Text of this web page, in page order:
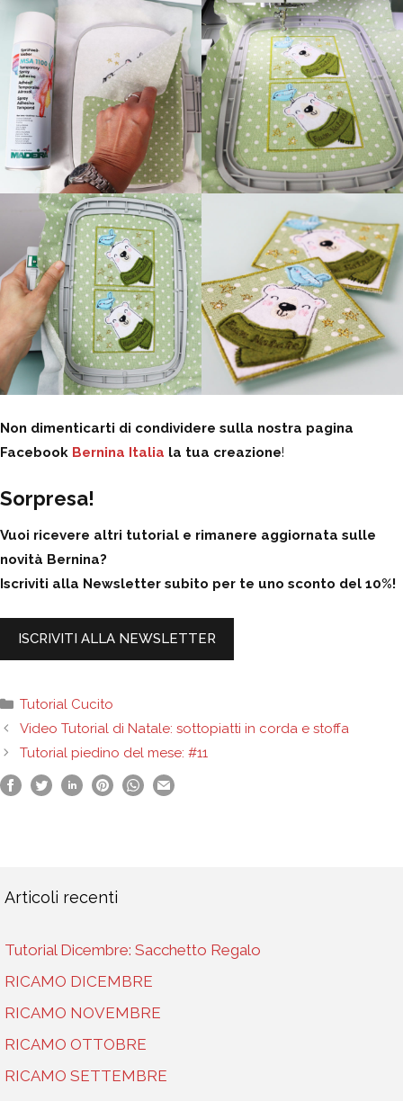
Non dimenticarti di condividere sulla nostra pagina
Facebook Bernina Italia la tua creazione!
Sorpresa!
Vuoi ricevere altri tutorial e rimanere aggiornata sulle
novità Bernina?
Iscriviti alla Newsletter subito per te uno sconto del 10%!
ISCRIVITI ALLA NEWSLETTER
Categorie
Tutorial Cucito
Video Tutorial di Natale: sottopiatti in corda e stoffa
Tutorial piedino del mese: #11
Articoli recenti
Tutorial Dicembre: Sacchetto Regalo
RICAMO DICEMBRE
RICAMO NOVEMBRE
RICAMO OTTOBRE
RICAMO SETTEMBRE